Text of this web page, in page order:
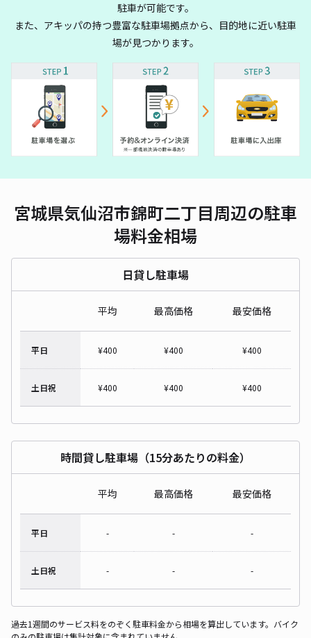
駐車が可能です。
また、アキッパの持つ豊富な駐車場拠点から、目的地に近い駐車
場が見つかります。
宮城県気仙沼市錦町二丁目周辺の駐車
場料金相場
日貸し駐車場
平均 最高価格 最安価格
平日 ¥400 ¥400 ¥400
土日祝 ¥400 ¥400 ¥400
時間貸し駐車場（15分あたりの料金）
平均 最高価格 最安価格
平日 - - -
土日祝 - - -
過去1週間のサービス料をのぞく駐車料金から相場を算出しています。バイク